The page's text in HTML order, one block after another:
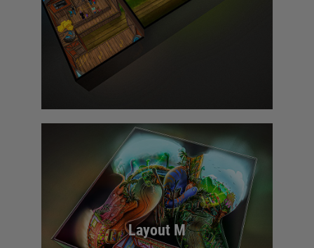
Layout M